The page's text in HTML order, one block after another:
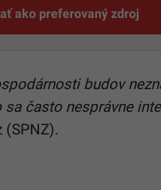
ako preferovaný zdroj
Startitup, odkaz sa
budov
často nesprávne
(SPNZ).